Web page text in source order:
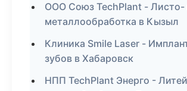
ООО Союз TechPlant - Листо-
металлообработка в Кызыл
Клиника Smile Laser -
зубов в Хабаровск
НПП TechPlant Энерго -